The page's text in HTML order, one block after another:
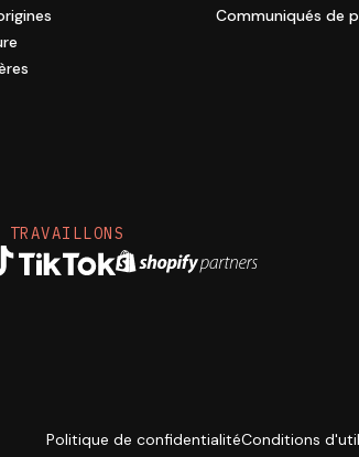
Communiqués de
TRAVAILLONS
Politique de confidentialitéConditions